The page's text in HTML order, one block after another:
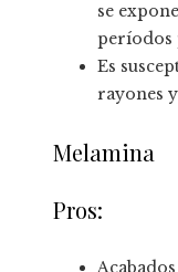
se
períodos
Es
rayones
Melamina
Pros: